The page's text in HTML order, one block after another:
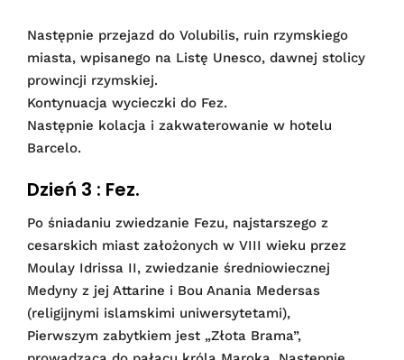
Następnie przejazd do Volubilis, ruin rzymskiego
miasta, wpisanego na Listę Unesco, dawnej stolicy
prowincji rzymskiej.
Kontynuacja wycieczki do Fez.
Następnie kolacja i zakwaterowanie w hotelu
Barcelo.
Dzień 3 : Fez.
Po śniadaniu zwiedzanie Fezu, najstarszego z
cesarskich miast założonych w VIII wieku przez
Moulay Idrissa II, zwiedzanie średniowiecznej
Medyny z jej Attarine i Bou Anania Medersas
(religijnymi islamskimi uniwersytetami),
Pierwszym zabytkiem jest „Złota Brama”,